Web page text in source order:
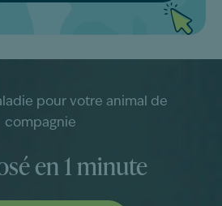
pour votre animal de
compagnie
en 1 minute